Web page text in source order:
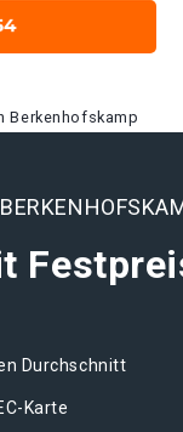
Berkenhofskamp
Durchschnitt
Karte